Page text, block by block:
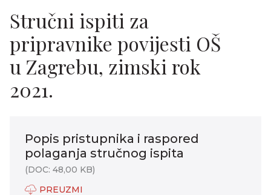
Stručni ispiti za
pripravnike povijesti OŠ
u Zagrebu, zimski rok
2021.
Popis pristupnika i raspored
polaganja stručnog ispita
(DOC: 48,00 KB)
PREUZMI